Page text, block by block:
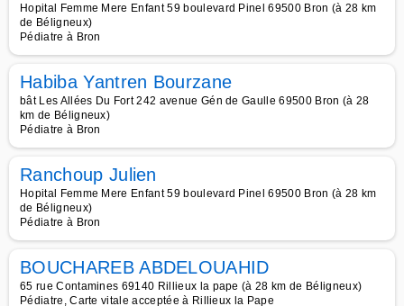
Hopital Femme Mere Enfant 59 boulevard Pinel 69500 Bron (à 28 km
de Béligneux)
Pédiatre à Bron
Habiba Yantren Bourzane
bât Les Allées Du Fort 242 avenue Gén de Gaulle 69500 Bron (à 28
km de Béligneux)
Pédiatre à Bron
Ranchoup Julien
Hopital Femme Mere Enfant 59 boulevard Pinel 69500 Bron (à 28 km
de Béligneux)
Pédiatre à Bron
BOUCHAREB ABDELOUAHID
65 rue Contamines 69140 Rillieux la pape (à 28 km de Béligneux)
Pédiatre, Carte vitale acceptée à Rillieux la Pape